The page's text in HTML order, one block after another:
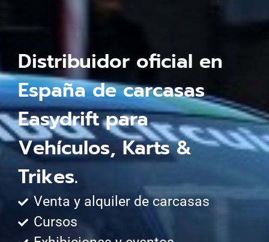
Distribuidor oficial en
España de carcasas
Easydrift para
Vehículos, Karts &
Trikes.
Venta y alquiler de carcasas
Cursos